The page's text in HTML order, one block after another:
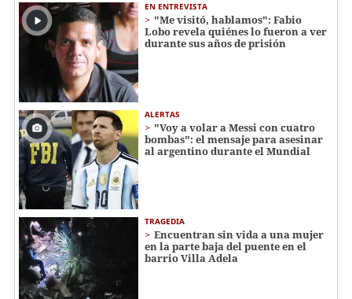
EN ENTREVISTA
"Me visitó, hablamos": Fabio
Lobo revela quiénes lo fueron a ver
durante sus años de prisión
ALERTAS
"Voy a volar a Messi con cuatro
bombas": el mensaje para asesinar
al argentino durante el Mundial
TRAGEDIA
Encuentran sin vida a una mujer
en la parte baja del puente en el
barrio Villa Adela